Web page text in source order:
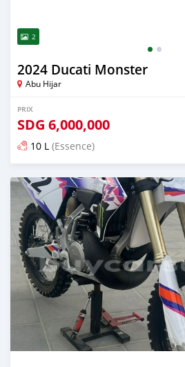
2
2024 Ducati Monster
Abu Hijar
PRIX
SDG 6,000,000
10 L (Essence)
Publié il y a presque 2 ans